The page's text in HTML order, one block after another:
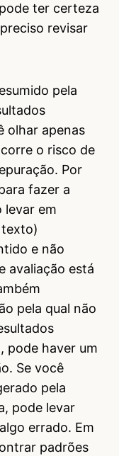
ter certeza
revisar
pela
olhar apenas
o risco de
Por
fazer a
levar em
texto)
e não
avaliação está
pela qual não
pode haver um
Se você
pela
pode levar
errado. Em
padrões